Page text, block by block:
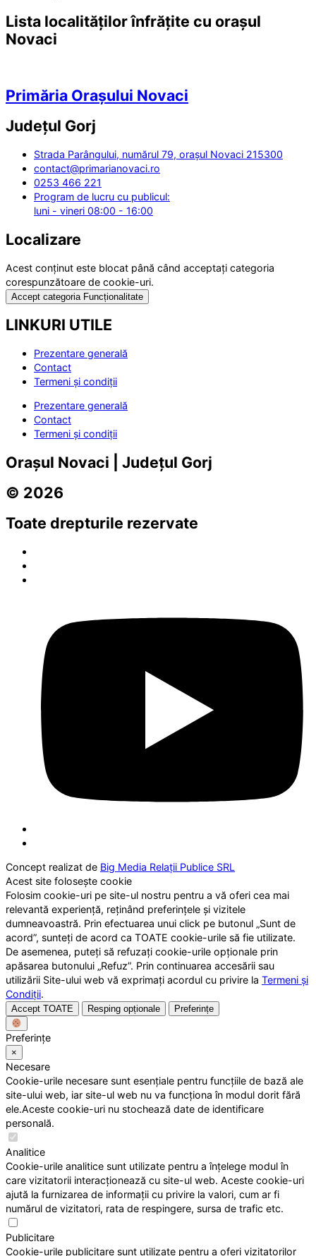
Lista localităților înfrățite cu orașul
Novaci
Primăria Orașului Novaci
Județul Gorj
Strada Parângului, numărul 79, orașul Novaci 215300
contact@primarianovaci.ro
0253 466 221
Program de lucru cu publicul:
luni - vineri 08:00 - 16:00
Localizare
Acest conținut este blocat până când acceptați categoria
corespunzătoare de cookie-uri.
Accept categoria Funcționalitate
LINKURI UTILE
Prezentare generală
Contact
Termeni și condiții
Prezentare generală
Contact
Termeni și condiții
Orașul Novaci | Județul Gorj
© 2026
Toate drepturile rezervate
Concept realizat de Big Media Relații Publice SRL
Acest site folosește cookie
Folosim cookie-uri pe site-ul nostru pentru a vă oferi cea mai
relevantă experiență, reținând preferințele și vizitele
dumneavoastră. Prin efectuarea unui click pe butonul „Sunt de
acord”, sunteți de acord ca TOATE cookie-urile să fie utilizate.
De asemenea, puteți să refuzați cookie-urile opționale prin
apăsarea butonului „Refuz”. Prin continuarea accesării sau
utilizării Site-ului web vă exprimați acordul cu privire la Termeni și
Condiții.
Accept TOATE Resping opționale Preferințe
Preferințe
×
Necesare
Cookie-urile necesare sunt esențiale pentru funcțiile de bază ale
site-ului web, iar site-ul web nu va funcționa în modul dorit fără
ele.Aceste cookie-uri nu stochează date de identificare
personală.
Analitice
Cookie-urile analitice sunt utilizate pentru a înțelege modul în
care vizitatorii interacționează cu site-ul web. Aceste cookie-uri
ajută la furnizarea de informații cu privire la valori, cum ar fi
numărul de vizitatori, rata de respingere, sursa de trafic etc.
Publicitare
Cookie-urile publicitare sunt utilizate pentru a oferi vizitatorilor